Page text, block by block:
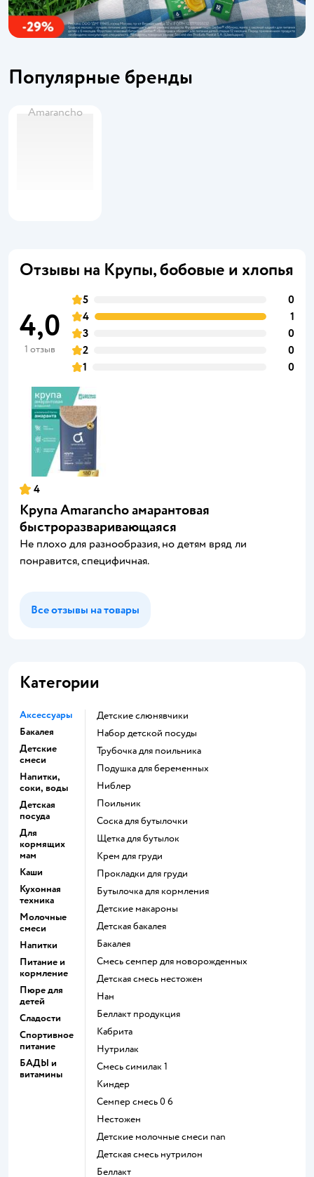
Популярные бренды
Amarancho
Отзывы на Крупы, бобовые и хлопья
4,0
1 отзыв
5
0
4
1
3
0
2
0
1
0
4
Крупа Amarancho амарантовая
быстроразваривающаяся
Не плохо для разнообразия, но детям вряд ли
понравится, специфичная.
Все отзывы на товары
Категории
Аксессуары
Бакалея
Детские
смеси
Напитки,
соки, воды
Детская
посуда
Для
кормящих
мам
Каши
Кухонная
техника
Молочные
смеси
Напитки
Питание и
кормление
Пюре для
детей
Сладости
Спортивное
питание
БАДЫ и
витамины
детские слюнявчики
набор детской посуды
трубочка для поильника
подушка для беременных
ниблер
поильник
соска для бутылочки
щетка для бутылок
крем для груди
прокладки для груди
бутылочка для кормления
детские макароны
детская бакалея
бакалея
смесь семпер для новорожденных
детская смесь нестожен
нан
беллакт продукция
кабрита
нутрилак
смесь симилак 1
киндер
семпер смесь 0 6
нестожен
Детские молочные смеси nan
детская смесь нутрилон
беллакт